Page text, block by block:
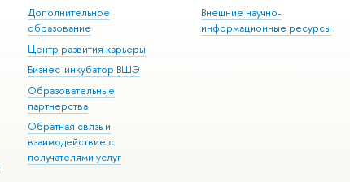
Дополнительное
образование
Центр развития карьеры
Бизнес-инкубатор ВШЭ
Образовательные
партнерства
Обратная связь и
взаимодействие с
получателями услуг
Внешние научно-
информационные ресурсы